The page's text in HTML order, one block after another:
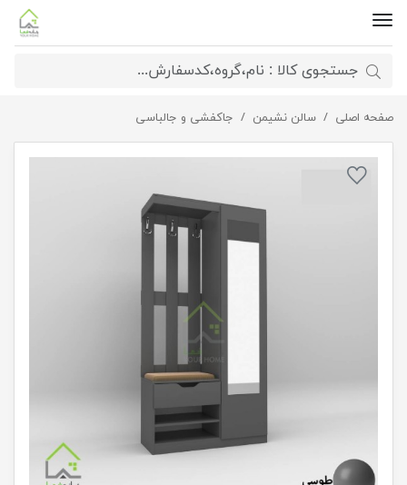
صفحه اصلی سالن نشیمن جاکفشی و جالباسی جاکفشی ایستاده سایه